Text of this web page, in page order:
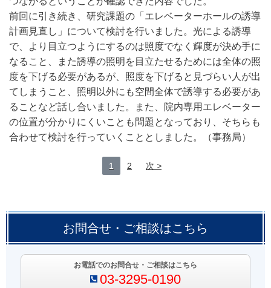
前回に引き続き、研究課題の「エレベーターホールの誘導
計画見直し」について検討を行いました。光による誘導
で、より目立つようにするのは照度でなく輝度が決め手に
なること、また誘導の照明を目立たせるためには全体の照
度を下げる必要があるが、照度を下げると見づらい人が出
てしまうこと、照明以外にも空間全体で誘導する必要があ
ることなど話し合いました。また、院内専用エレベーター
の位置が分かりにくいことも問題となっており、そちらも
合わせて検討を行っていくこととしました。（事務局）
1 2 次
お問合せ・ご相談はこちら
お電話でのお問合せ・ご相談はこちら
03-3295-0190